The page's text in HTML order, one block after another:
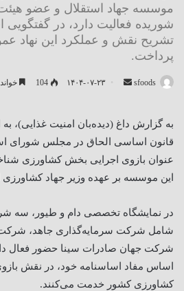
موسسه جهاد استقلال و عضو
شوریده فعالیت دارد، در گفتگویی
تشریح نقش و عملکرد این نهاد
پرداخت.
sfoods
ارسال۱۴۰۴-۰۷-۲۳ 104 خواندن
قانون اساسی الحاق در مجلس شورای
عنوان بازوی اجرایی بخش کشاورزی
این موسسه بر عهده وزیر جهاد
در نمایشگاه تخصصی دام و طیور، سه
شامل شرکت سرمایه‌گذاری جاهد، شرکت
شرکت جهان صادرات سینا حضور فعال
اساس مفاد اساسنامه خود، در نقش
کشاورزی کشور خدمت می‌کنند.